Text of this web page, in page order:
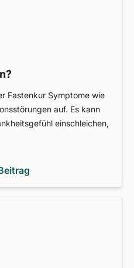
Fastenkur Symptome wie
auf. Es kann
einschleichen,